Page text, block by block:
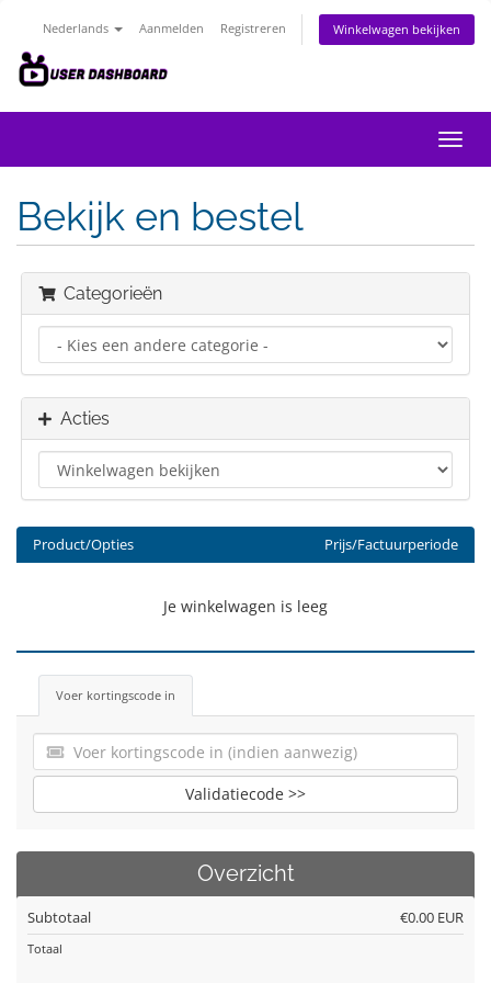
Nederlands Aanmelden Registreren Winkelwagen bekijken
in-/
Bekijk en bestel
Categorieën
Acties
Product/Opties Prijs/Factuurperiode
Je winkelwagen is leeg
Voer kortingscode in
Validatiecode >>
Overzicht
Subtotaal €0.00 EUR
Totaal